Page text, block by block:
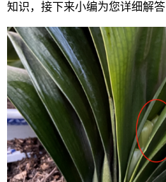
知识，接下来小编为您详细解答